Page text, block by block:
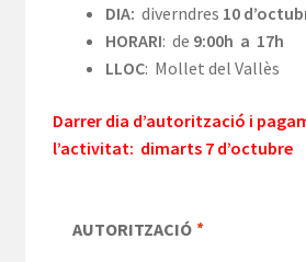
DIA: diverndres 10
HORARI: de 9:00h a 17h
LLOC: Mollet del Vallès
Darrer dia d’autorització i
l’activitat: dimarts 7 d’octubre
AUTORITZACIÓ *